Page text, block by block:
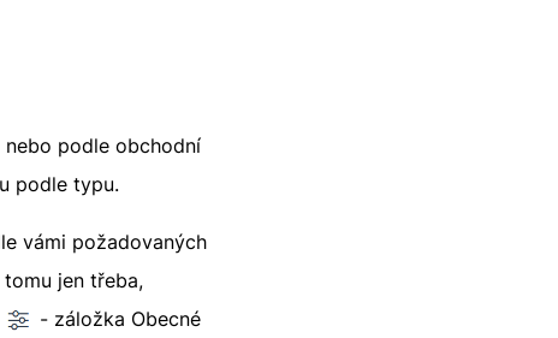
podle obchodní
podle typu.
vámi požadovaných
jen třeba,
- záložka Obecné